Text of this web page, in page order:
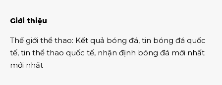
Giới thiệu
Thế giới thể thao: Kết quả bóng đá, tin bóng đá quốc
tế, tin thể thao quốc tế, nhận định bóng đá mới nhất
mới nhất